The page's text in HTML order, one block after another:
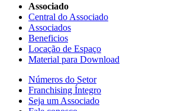
Associado
Central do Associado
Associados
Beneficios
Locação de Espaço
Material para Download
Números do Setor
Franchising Íntegro
Seja um Associado